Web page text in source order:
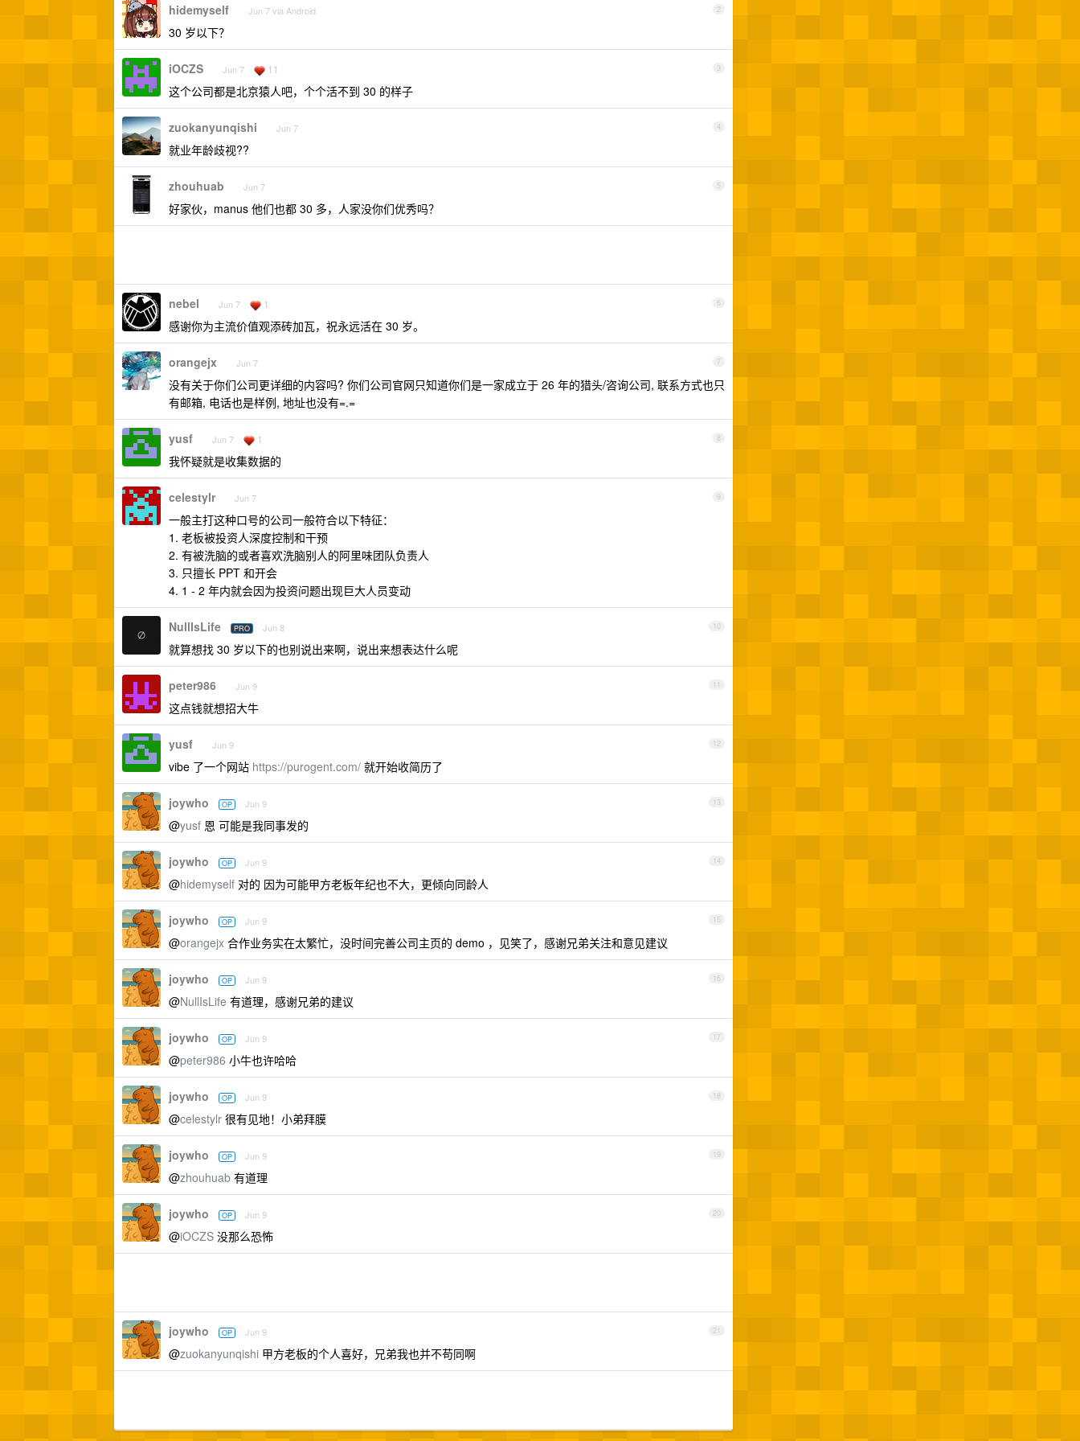
2
hidemyself Jun 7 via Android
30 岁以下？
3
iOCZS Jun 7 11
这个公司都是北京猿人吧，个个活不到 30 的样子
4
zuokanyunqishi Jun 7
就业年龄歧视??
5
zhouhuab Jun 7
好家伙，manus 他们也都 30 多，人家没你们优秀吗？
6
nebel Jun 7 1
感谢你为主流价值观添砖加瓦，祝永远活在 30 岁。
7
orangejx Jun 7
没有关于你们公司更详细的内容吗? 你们公司官网只知道你们是一家成立于 26 年的猎头/咨询公司, 联系方式也只
有邮箱, 电话也是样例, 地址也没有=.=
8
yusf Jun 7 1
我怀疑就是收集数据的
9
celestylr Jun 7
一般主打这种口号的公司一般符合以下特征：
1. 老板被投资人深度控制和干预
2. 有被洗脑的或者喜欢洗脑别人的阿里味团队负责人
3. 只擅长 PPT 和开会
4. 1 - 2 年内就会因为投资问题出现巨大人员变动
10
NullIsLife PRO Jun 8
就算想找 30 岁以下的也别说出来啊，说出来想表达什么呢
11
peter986 Jun 9
这点钱就想招大牛
12
yusf Jun 9
vibe 了一个网站 https://purogent.com/ 就开始收简历了
13
joywho OP Jun 9
@yusf 恩 可能是我同事发的
14
joywho OP Jun 9
@hidemyself 对的 因为可能甲方老板年纪也不大，更倾向同龄人
15
joywho OP Jun 9
@orangejx 合作业务实在太繁忙，没时间完善公司主页的 demo ，见笑了，感谢兄弟关注和意见建议
16
joywho OP Jun 9
@NullIsLife 有道理，感谢兄弟的建议
17
joywho OP Jun 9
@peter986 小牛也许哈哈
18
joywho OP Jun 9
@celestylr 很有见地！小弟拜膜
19
joywho OP Jun 9
@zhouhuab 有道理
20
joywho OP Jun 9
@iOCZS 没那么恐怖
21
joywho OP Jun 9
@zuokanyunqishi 甲方老板的个人喜好，兄弟我也并不苟同啊